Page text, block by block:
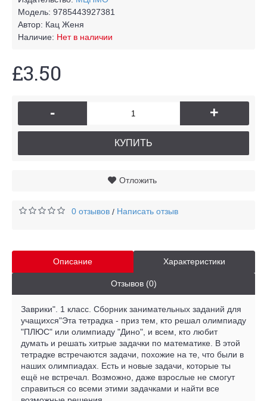
Модель: 9785443927381
Автор: Кац Женя
Наличие: Нет в наличии
£3.50
- +
КУПИТЬ
Отложить
0 отзывов / Написать отзыв
Описание Характеристики
Отзывов (0)
Заврики". 1 класс. Сборник занимательных заданий для
учащихся"Эта тетрадка - приз тем, кто решал олимпиаду
"ПЛЮС" или олимпиаду "Дино", и всем, кто любит
думать и решать хитрые задачки по математике. В этой
тетрадке встречаются задачи, похожие на те, что были в
наших олимпиадах. Есть и новые задачи, которые ты
ещё не встречал. Возможно, даже взрослые не смогут
справиться со всеми этими задачками и найти все